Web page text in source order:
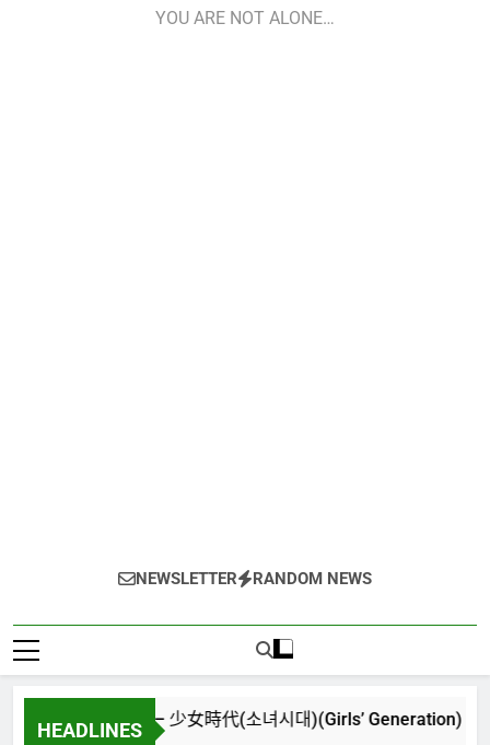
YOU ARE NOT ALONE…
NEWSLETTER RANDOM NEWS
HEADLINES
New World) – 少女時代(소녀시대)(Girls’ Generation)